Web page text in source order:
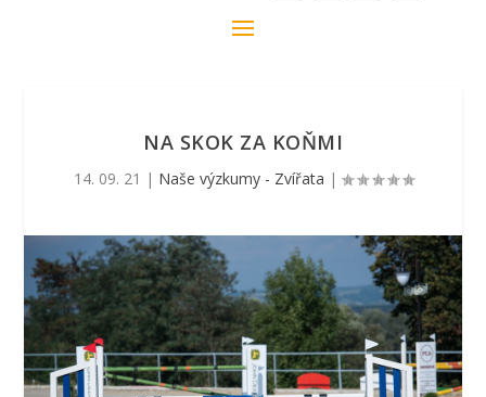
NA SKOK ZA KOŇMI
14. 09. 21 | Naše výzkumy - Zvířata |